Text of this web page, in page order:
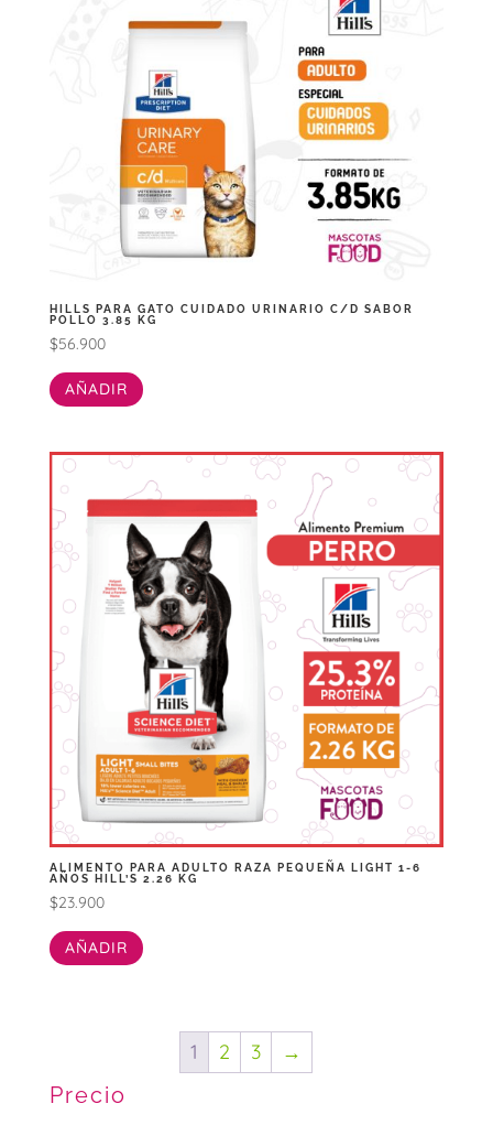
HILLS PARA GATO CUIDADO URINARIO C/D SABOR
POLLO 3.85 KG
$56.900
AÑADIR
ALIMENTO PARA ADULTO RAZA PEQUEÑA LIGHT 1-6
AÑOS HILL’S 2.26 KG
$23.900
AÑADIR
1 2 3 →
Precio